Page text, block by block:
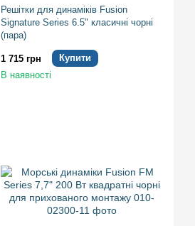
Решітки для динаміків Fusion
Signature Series 6.5" класичні чорні
(пара)
1 715 грн
Купити
В наявності